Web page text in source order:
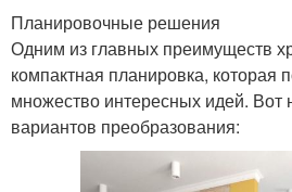
Планировочные решения
Одним из главных преимуществ
компактная планировка, которая
множество интересных идей. Вот
вариантов преобразования: